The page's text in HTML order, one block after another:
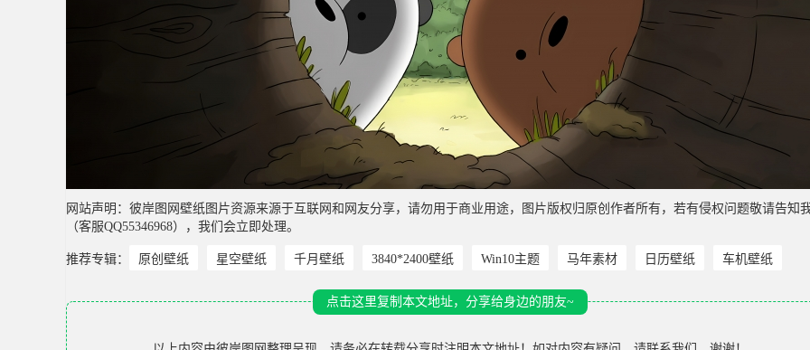
网站声明：彼岸图网壁纸图片资源来源于互联网和网友分享，请勿用于商业用途，图片版权归原创作者所有，若有侵权问题敬请告知
（客服QQ55346968），我们会立即处理。
推荐专辑： 原创壁纸 星空壁纸 千月壁纸 3840*2400壁纸 Win10主题 马年素材 日历壁纸 车机壁纸
点击这里复制本文地址，分享给身边的朋友~